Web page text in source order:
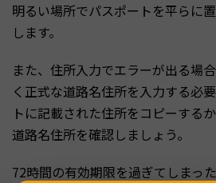
明るい場所でパスポートを平らに
します。
また、住所入力でエラーが出る場
く正式な道路名住所を入力する必
トに記載された住所をコピーする
道路名住所を確認しましょう。
72時間の有効期限を過ぎてしまっ